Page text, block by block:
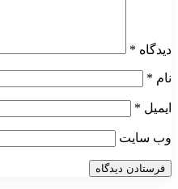
دیدگاه *
نام *
ایمیل *
وب‌ سایت